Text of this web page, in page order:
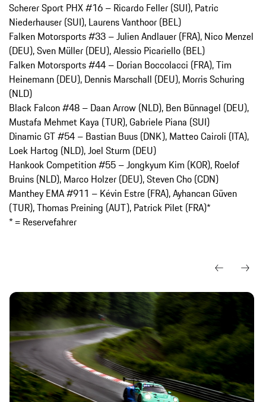
Scherer Sport PHX #16 – Ricardo Feller (SUI), Patric
Niederhauser (SUI), Laurens Vanthoor (BEL)
Falken Motorsports #33 – Julien Andlauer (FRA), Nico Menzel
(DEU), Sven Müller (DEU), Alessio Picariello (BEL)
Falken Motorsports #44 – Dorian Boccolacci (FRA), Tim
Heinemann (DEU), Dennis Marschall (DEU), Morris Schuring
(NLD)
Black Falcon #48 – Daan Arrow (NLD), Ben Bünnagel (DEU),
Mustafa Mehmet Kaya (TUR), Gabriele Piana (SUI)
Dinamic GT #54 – Bastian Buus (DNK), Matteo Cairoli (ITA),
Loek Hartog (NLD), Joel Sturm (DEU)
Hankook Competition #55 – Jongkyum Kim (KOR), Roelof
Bruins (NLD), Marco Holzer (DEU), Steven Cho (CDN)
Manthey EMA #911 – Kévin Estre (FRA), Ayhancan Güven
(TUR), Thomas Preining (AUT), Patrick Pilet (FRA)*
* = Reservefahrer